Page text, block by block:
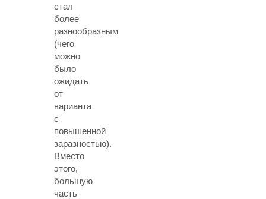
стал
более
разнообразным
(чего
можно
было
ожидать
от
варианта
с
повышенной
заразностью).
Вместо
этого,
большую
часть